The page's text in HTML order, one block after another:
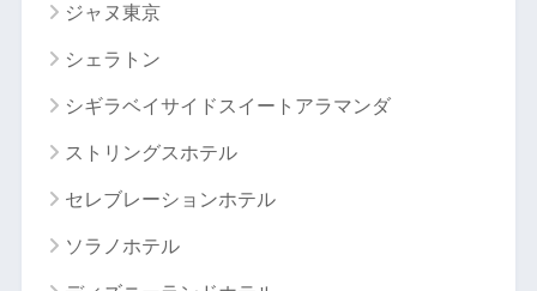
ジャヌ東京
シェラトン
シギラベイサイドスイートアラマンダ
ストリングスホテル
セレブレーションホテル
ソラノホテル